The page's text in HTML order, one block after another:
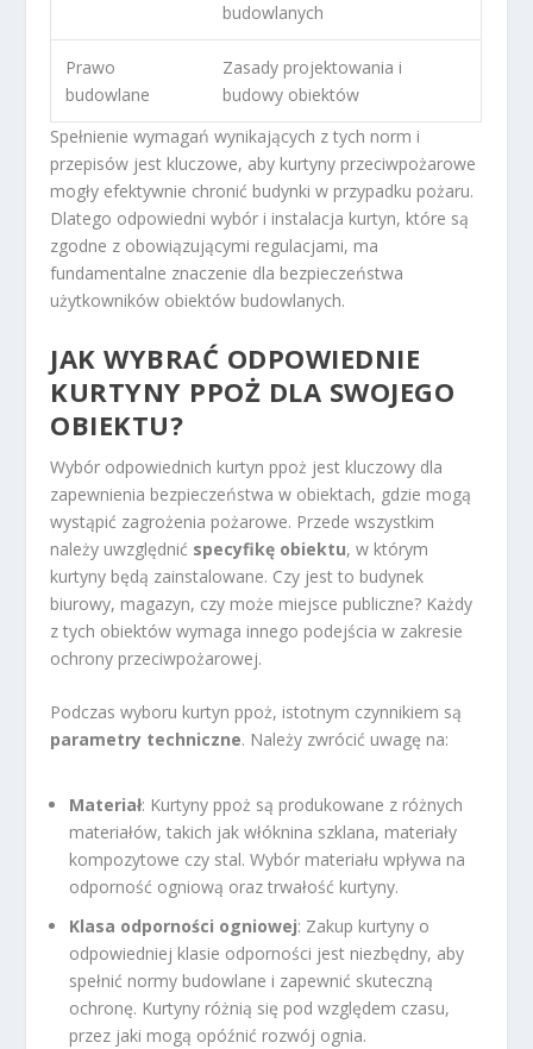
budowlanych
Prawo
budowlane
Zasady projektowania i
budowy obiektów
Spełnienie wymagań wynikających z tych norm i
przepisów jest kluczowe, aby kurtyny przeciwpożarowe
mogły efektywnie chronić budynki w przypadku pożaru.
Dlatego odpowiedni wybór i instalacja kurtyn, które są
zgodne z obowiązującymi regulacjami, ma
fundamentalne znaczenie dla bezpieczeństwa
użytkowników obiektów budowlanych.
JAK WYBRAĆ ODPOWIEDNIE
KURTYNY PPOŻ DLA SWOJEGO
OBIEKTU?
Wybór odpowiednich kurtyn ppoż jest kluczowy dla
zapewnienia bezpieczeństwa w obiektach, gdzie mogą
wystąpić zagrożenia pożarowe. Przede wszystkim
należy uwzględnić specyfikę obiektu, w którym
kurtyny będą zainstalowane. Czy jest to budynek
biurowy, magazyn, czy może miejsce publiczne? Każdy
z tych obiektów wymaga innego podejścia w zakresie
ochrony przeciwpożarowej.
Podczas wyboru kurtyn ppoż, istotnym czynnikiem są
parametry techniczne. Należy zwrócić uwagę na:
Materiał: Kurtyny ppoż są produkowane z różnych
materiałów, takich jak włóknina szklana, materiały
kompozytowe czy stal. Wybór materiału wpływa na
odporność ogniową oraz trwałość kurtyny.
Klasa odporności ogniowej: Zakup kurtyny o
odpowiedniej klasie odporności jest niezbędny, aby
spełnić normy budowlane i zapewnić skuteczną
ochronę. Kurtyny różnią się pod względem czasu,
przez jaki mogą opóźnić rozwój ognia.